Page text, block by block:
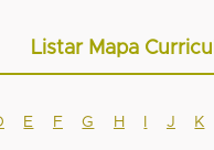
Listar Mapa
E F G H J K